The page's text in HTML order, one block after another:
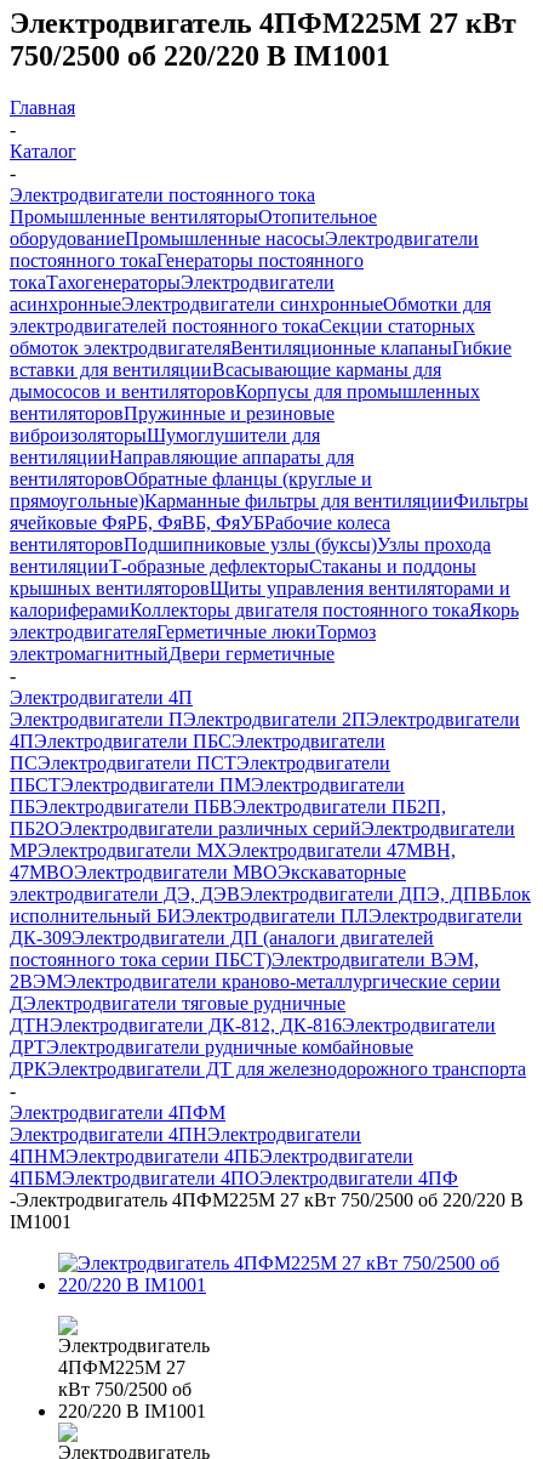
Электродвигатель 4ПФМ225М 27 кВт
750/2500 об 220/220 В IM1001
Главная
-
Каталог
-
Электродвигатели постоянного тока
Промышленные вентиляторыОтопительное
оборудованиеПромышленные насосыЭлектродвигатели
постоянного токаГенераторы постоянного
токаТахогенераторыЭлектродвигатели
асинхронныеЭлектродвигатели синхронныеОбмотки для
электродвигателей постоянного токаСекции статорных
обмоток электродвигателяВентиляционные клапаныГибкие
вставки для вентиляцииВсасывающие карманы для
дымососов и вентиляторовКорпусы для промышленных
вентиляторовПружинные и резиновые
виброизоляторыШумоглушители для
вентиляцииНаправляющие аппараты для
вентиляторовОбратные фланцы (круглые и
прямоугольные)Карманные фильтры для вентиляцииФильтры
ячейковые ФяРБ, ФяВБ, ФяУБРабочие колеса
вентиляторовПодшипниковые узлы (буксы)Узлы прохода
вентиляцииТ-образные дефлекторыСтаканы и поддоны
крышных вентиляторовЩиты управления вентиляторами и
калориферамиКоллекторы двигателя постоянного токаЯкорь
электродвигателяГерметичные люкиТормоз
электромагнитныйДвери герметичные
-
Электродвигатели 4П
Электродвигатели ПЭлектродвигатели 2ПЭлектродвигатели
4ПЭлектродвигатели ПБСЭлектродвигатели
ПСЭлектродвигатели ПСТЭлектродвигатели
ПБСТЭлектродвигатели ПМЭлектродвигатели
ПБЭлектродвигатели ПБВЭлектродвигатели ПБ2П,
ПБ2ОЭлектродвигатели различных серийЭлектродвигатели
МРЭлектродвигатели MXЭлектродвигатели 47MBH,
47МВОЭлектродвигатели MBOЭкскаваторные
электродвигатели ДЭ, ДЭВЭлектродвигатели ДПЭ, ДПВБлок
исполнительный БИЭлектродвигатели ПЛЭлектродвигатели
ДК-309Электродвигатели ДП (аналоги двигателей
постоянного тока серии ПБСТ)Электродвигатели ВЭМ,
2ВЭМЭлектродвигатели краново-металлургические серии
ДЭлектродвигатели тяговые рудничные
ДТНЭлектродвигатели ДК-812, ДК-816Электродвигатели
ДРТЭлектродвигатели рудничные комбайновые
ДРКЭлектродвигатели ДТ для железнодорожного транспорта
-
Электродвигатели 4ПФМ
Электродвигатели 4ПНЭлектродвигатели
4ПНМЭлектродвигатели 4ПБЭлектродвигатели
4ПБМЭлектродвигатели 4ПОЭлектродвигатели 4ПФ
-Электродвигатель 4ПФМ225М 27 кВт 750/2500 об 220/220 В
IM1001